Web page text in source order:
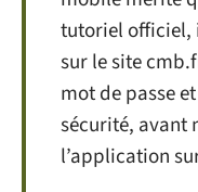
tutoriel officiel,
sur le site
mot de passe
sécurité, avant
l’application